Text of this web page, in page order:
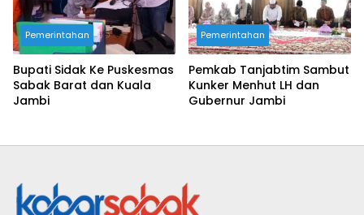
Pemerintahan
Bupati Sidak Ke Puskesmas
Sabak Barat dan Kuala
Jambi
Pemerintahan
Pemkab Tanjabtim Sambut
Kunker Menhut LH dan
Gubernur Jambi